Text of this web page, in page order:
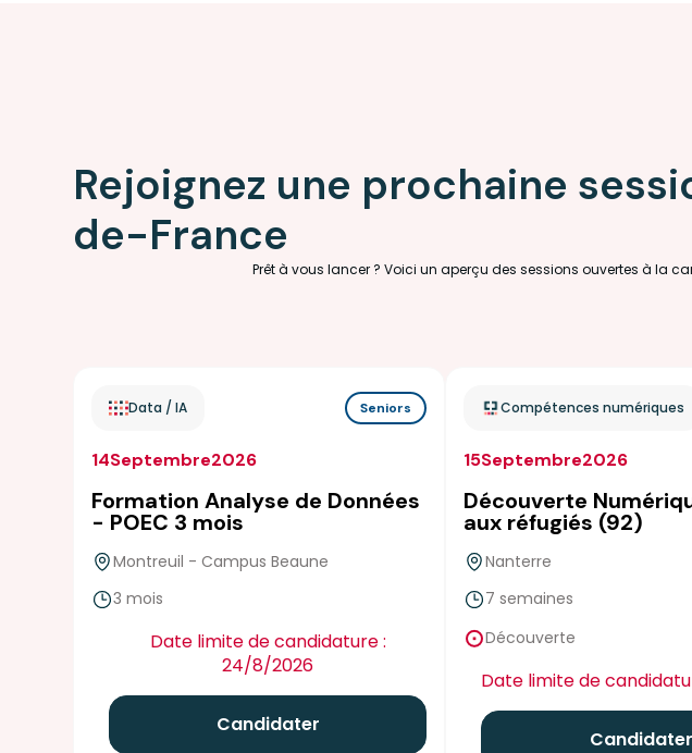
Rejoignez une prochaine
de-France
Prêt à vous lancer ? Voici un aperçu des sessions ouvertes à la
Data / IA Seniors
14Septembre2026
Formation Analyse de Données
- POEC 3 mois
Montreuil - Campus Beaune
3 mois
Date limite de candidature :
24/8/2026
Candidater
Compétences numériques
15Septembre2026
Découverte
aux réfugiés (92)
Nanterre
7 semaines
Découverte
Date limite de
Candidater